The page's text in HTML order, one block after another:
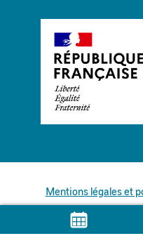
Mentions légales et